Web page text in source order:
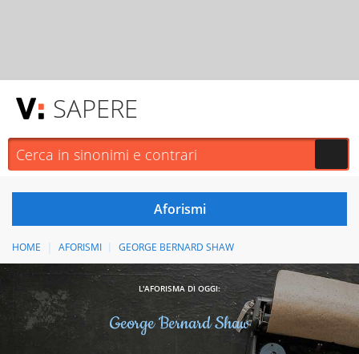
SAPERE
HOME AFORISMI GEORGE BERNARD SHAW
L'AFORISMA DI OGGI:
George Bernard Shaw